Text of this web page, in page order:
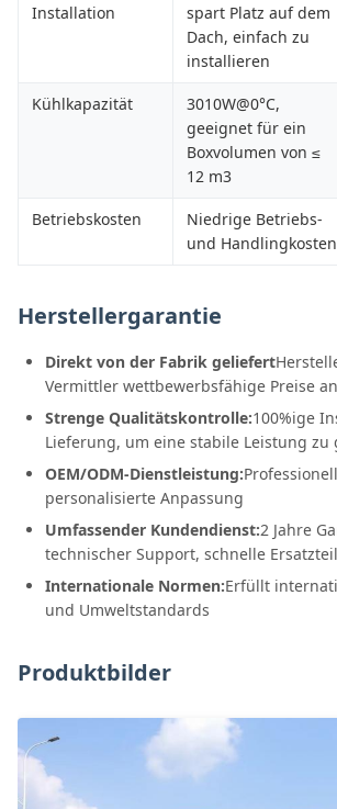
Installation
spart Platz auf dem
Dach, einfach zu
installieren
Kühlkapazität
3010W@0°C,
geeignet für ein
Boxvolumen von ≤
12 m3
Betriebskosten
Niedrige Betriebs-
und Handlingkosten
Herstellergarantie
Direkt von der Fabrik geliefert
Vermittler wettbewerbsfähige Preise
Strenge Qualitätskontrolle:100%ige
Lieferung, um eine stabile Leistung zu
OEM/ODM-Dienstleistung:
personalisierte Anpassung
Umfassender Kundendienst:2 Jahre
technischer Support, schnelle
Internationale Normen:Erfüllt
und Umweltstandards
Produktbilder